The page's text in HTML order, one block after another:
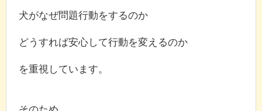
犬がなぜ問題行動をするのか
どうすれば安心して行動を変えるのか
を重視しています。